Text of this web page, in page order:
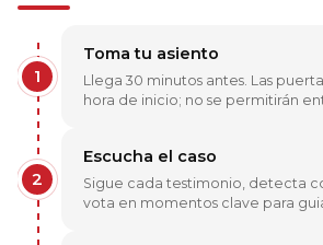
1
Toma tu asiento
Llega 30 minutos antes. Las
hora de inicio; no se permitirán
2
Escucha el caso
Sigue cada testimonio, detecta
vota en momentos clave para